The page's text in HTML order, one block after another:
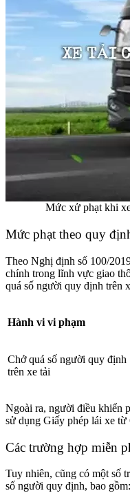
Mức xử phạt khi
Mức phạt theo quy
Theo Nghị định số 100/
chính trong lĩnh vực giao
quá số người quy định trên
Hành vi vi phạm
Chở quá số người quy định
trên xe tải
Ngoài ra, người điều khiển
sử dụng Giấy phép lái xe từ
Các trường hợp miễn
Tuy nhiên, cũng có một số
số người quy định, bao gồm: